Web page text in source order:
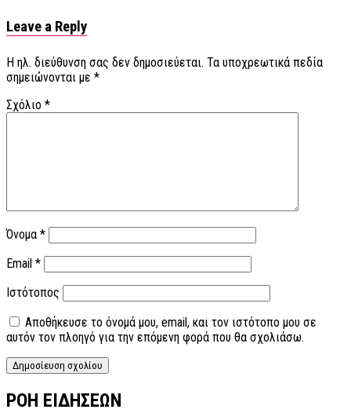
Leave a Reply
Η ηλ. διεύθυνση σας δεν δημοσιεύεται. Τα υποχρεωτικά πεδία
σημειώνονται με *
Σχόλιο *
Όνομα *
Email *
Ιστότοπος
Αποθήκευσε το όνομά μου, email, και τον ιστότοπο μου σε
αυτόν τον πλοηγό για την επόμενη φορά που θα σχολιάσω.
ΡΟΗ ΕΙΔΗΣΕΩΝ